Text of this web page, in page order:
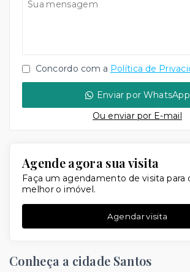
Concordo com a Política de
Enviar por WhatsApp
Ou enviar por E-mail
Agende agora sua visita
Faça um agendamento de visita para
melhor o imóvel.
Agendar visita
Conheça a cidade Santos